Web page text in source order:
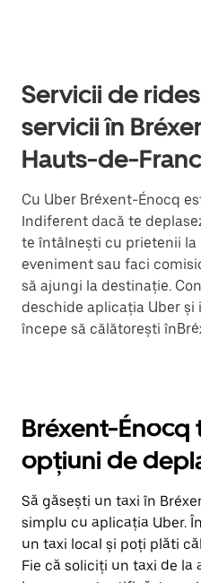
Servicii de
servicii în
Hauts-de-
Cu Uber Bréxent-Énocq
Indiferent dacă te
te întâlnești cu prietenii la
eveniment sau faci
să ajungi la destinație.
deschide aplicația Uber
începe să călătorești
Bréxent-Énocq
opțiuni de
Să găsești un taxi în
simplu cu aplicația Uber.
un taxi local și poți plăti
Fie că soliciți un taxi de la